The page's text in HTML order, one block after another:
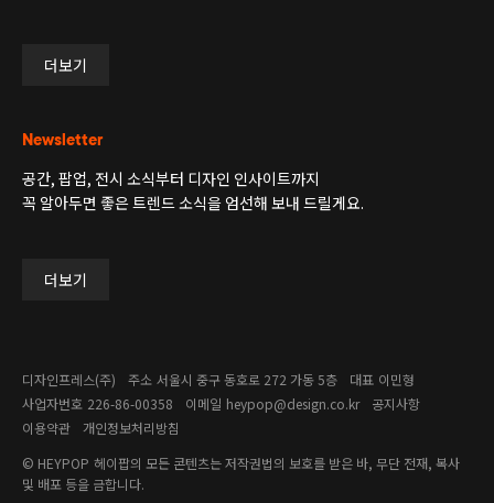
더보기
Newsletter
공간, 팝업, 전시 소식부터 디자인 인사이트까지
꼭 알아두면 좋은 트렌드 소식을 엄선해 보내 드릴게요.
더보기
디자인프레스(주) 주소 서울시 중구 동호로 272 가동 5층 대표 이민형
사업자번호 226-86-00358​ 이메일 heypop@design.co.kr
공지사항
이용약관
개인정보처리방침
© HEYPOP 헤이팝의 모든 콘텐츠는 저작권법의 보호를 받은 바, 무단 전재, 복사
및 배포 등을 금합니다.